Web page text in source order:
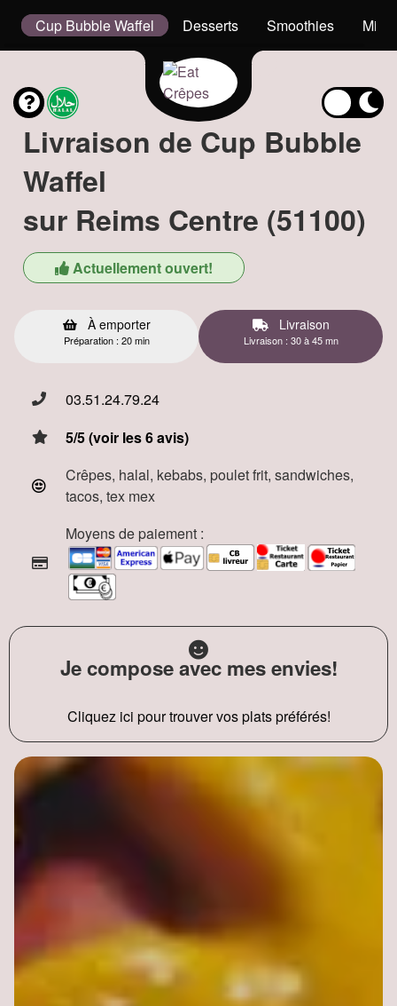
Cup Bubble Waffel Desserts Smoothies
Livraison de Cup Bubble
Waffel
sur Reims Centre (51100)
Actuellement ouvert!
À emporter
Préparation : 20 min
Livraison
Livraison : 30 à 45 mn
03.51.24.79.24
5/5 (voir les 6 avis)
Crêpes, halal, kebabs, poulet frit, sandwiches,
tacos, tex mex
Moyens de paiement :
Je compose avec mes envies!
Cliquez ici pour trouver vos plats préférés!